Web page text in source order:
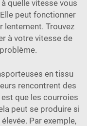
quelle vitesse vous
peut fonctionner
lentement. Trouvez
à votre vitesse de
en tissu
rencontrent des
que les courroies
peut se produire si
Par exemple,